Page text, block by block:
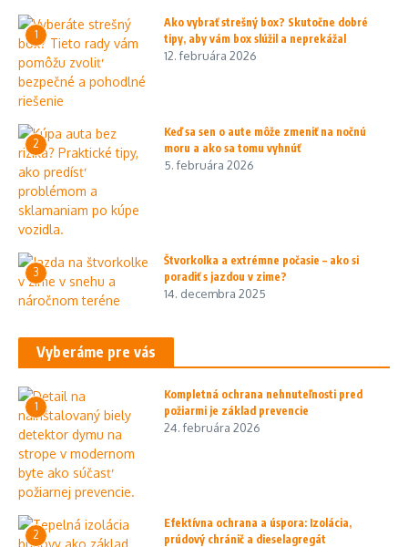
1
Ako vybrať strešný box? Skutočne dobré
tipy, aby vám box slúžil a neprekážal
12. februára 2026
2
Keď sa sen o aute môže zmeniť na nočnú
moru a ako sa tomu vyhnúť
5. februára 2026
3
Štvorkolka a extrémne počasie – ako si
poradiť s jazdou v zime?
14. decembra 2025
Vyberáme pre vás
1
Kompletná ochrana nehnuteľnosti pred
požiarmi je základ prevencie
24. februára 2026
2
Efektívna ochrana a úspora: Izolácia,
prúdový chránič a dieselagregát